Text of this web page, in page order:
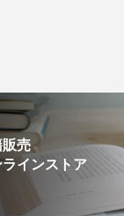
売
インストア